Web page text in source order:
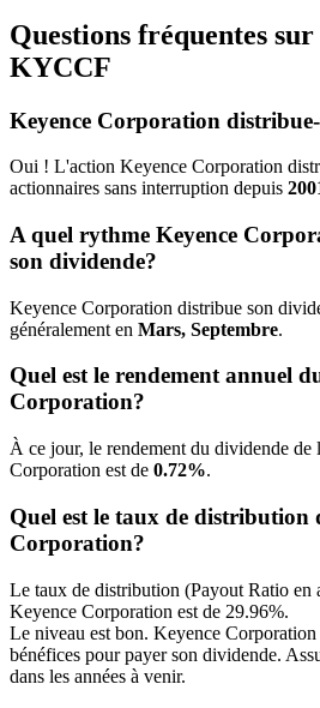
Questions fréquentes
KYCCF
Keyence Corporation
Oui ! L'action Keyence Corporation
actionnaires sans interruption depuis
A quel rythme Keyence
son dividende?
Keyence Corporation distribue son
généralement en Mars, Septembre.
Quel est le rendement annuel
Corporation?
À ce jour, le rendement du dividende de
Corporation est de 0.72%.
Quel est le taux de distribution
Corporation?
Le taux de distribution (Payout Ratio en
Keyence Corporation est de 29.96%.
Le niveau est bon. Keyence Corporation
bénéfices pour payer son dividende.
dans les années à venir.